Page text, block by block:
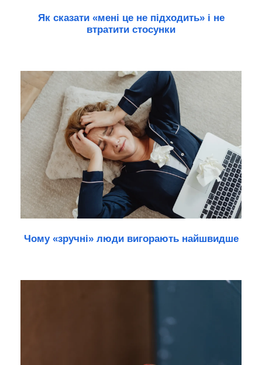
Як сказати «мені це не підходить» і не
втратити стосунки
Чому «зручні» люди вигорають найшвидше